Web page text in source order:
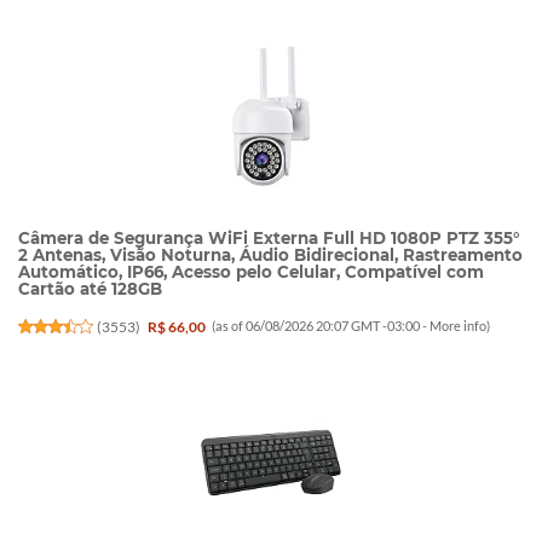
Câmera de Segurança WiFi Externa Full HD 1080P PTZ 355°
2 Antenas, Visão Noturna, Áudio Bidirecional, Rastreamento
Automático, IP66, Acesso pelo Celular, Compatível com
Cartão até 128GB
(3553) R$ 66,00 (as of 06/08/2026 20:07 GMT -03:00 - More info)